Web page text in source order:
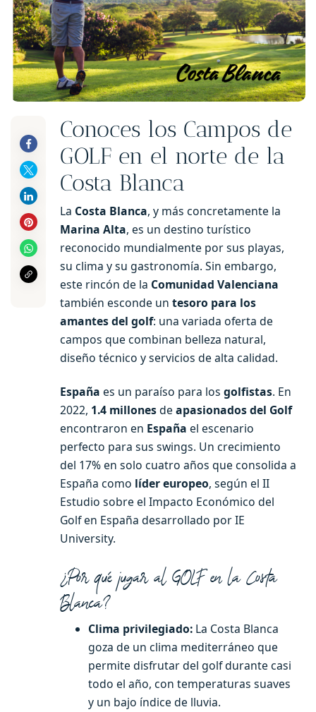
Conoces los Campos de
GOLF en el norte de la
Costa Blanca
La Costa Blanca, y más concretamente la
Marina Alta, es un destino turístico
reconocido mundialmente por sus playas,
su clima y su gastronomía. Sin embargo,
este rincón de la Comunidad Valenciana
también esconde un tesoro para los
amantes del golf: una variada oferta de
campos que combinan belleza natural,
diseño técnico y servicios de alta calidad.
España es un paraíso para los golfistas. En
2022, 1.4 millonesde apasionados del Golf
encontraron en España el escenario
perfecto para sus swings. Un crecimiento
del 17% en solo cuatro años que consolida a
España como líder europeo, según el II
Estudio sobre el Impacto Económico del
Golf en España desarrollado por IE
University.
¿Por qué jugar al GOLF en la Costa
Blanca?
Clima privilegiado: La Costa Blanca
goza de un clima mediterráneo que
permite disfrutar del golf durante casi
todo el año, con temperaturas suaves
y un bajo índice de lluvia.